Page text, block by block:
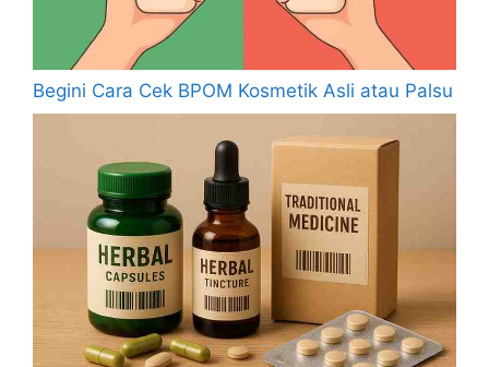
Begini Cara Cek BPOM Kosmetik Asli atau Palsu